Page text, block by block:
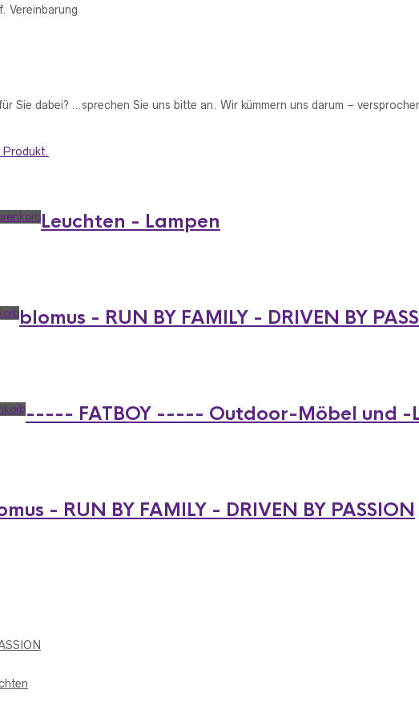
Vereinbarung
Sie dabei? …sprechen Sie uns bitte an. Wir kümmern uns darum –
Produkt.
Leuchten - Lampen
blomus - RUN BY FAMILY - DRIVEN BY
----- FATBOY ----- Outdoor-Möbel und -
- RUN BY FAMILY - DRIVEN BY PASSION